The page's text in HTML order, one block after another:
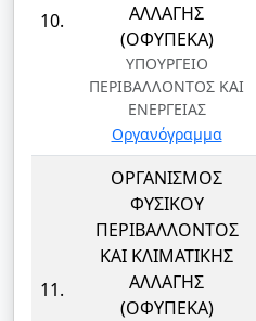
10.
ΑΛΛΑΓΗΣ
(ΟΦΥΠΕΚΑ)
ΥΠΟΥΡΓΕΙΟ
ΠΕΡΙΒΑΛΛΟΝΤΟΣ ΚΑΙ
ΕΝΕΡΓΕΙΑΣ
Οργανόγραμμα
11.
ΟΡΓΑΝΙΣΜΟΣ
ΦΥΣΙΚΟΥ
ΠΕΡΙΒΑΛΛΟΝΤΟΣ
ΚΑΙ ΚΛΙΜΑΤΙΚΗΣ
ΑΛΛΑΓΗΣ
(ΟΦΥΠΕΚΑ)